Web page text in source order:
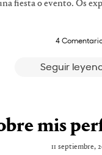
fiesta o evento. Os
4
Seguir
mis
11 septiembre,